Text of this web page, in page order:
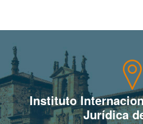
Sobre el IISJ
Residencia Antia
FAQ
OñatiInstituto
Jurídica